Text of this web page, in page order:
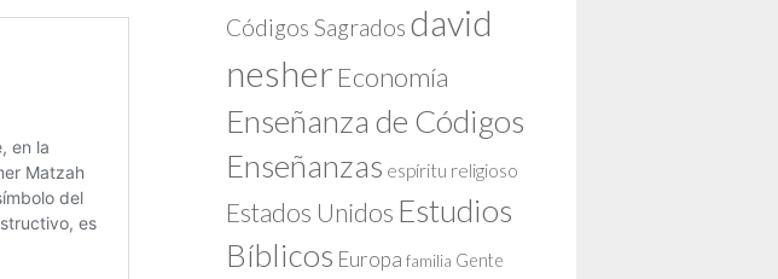
Códigos Sagrados david
nesher Economía
Enseñanza de Códigos
Enseñanzas espíritu religioso
Estados Unidos Estudios
Bíblicos Europa familia Gente